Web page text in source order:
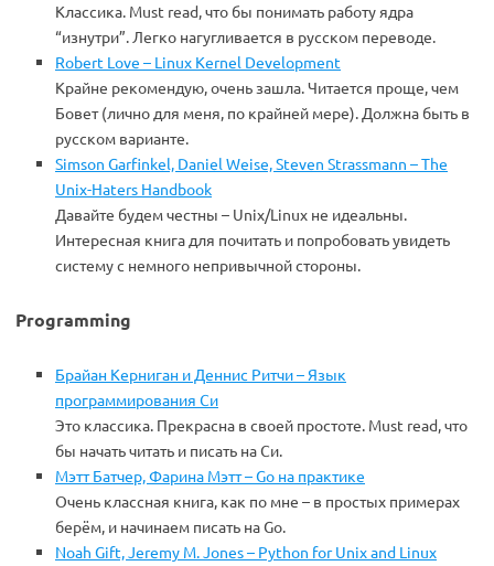
Классика. Must read, что бы понимать работу ядра
“изнутри”. Легко нагугливается в русском переводе.
Robert Love – Linux Kernel Development
Крайне рекомендую, очень зашла. Читается проще, чем
Бовет (лично для меня, по крайней мере). Должна быть в
русском варианте.
Simson Garfinkel, Daniel Weise, Steven Strassmann – The
Unix-Haters Handbook
Давайте будем честны – Unix/Linux не идеальны.
Интересная книга для почитать и попробовать увидеть
систему с немного непривычной стороны.
Programming
Брайан Керниган и Деннис Ритчи – Язык
программирования Си
Это классика. Прекрасна в своей простоте. Must read, что
бы начать читать и писать на Си.
Мэтт Батчер, Фарина Мэтт – Go на практике
Очень классная книга, как по мне – в простых примерах
берём, и начинаем писать на Go.
Noah Gift, Jeremy M. Jones – Python for Unix and Linux